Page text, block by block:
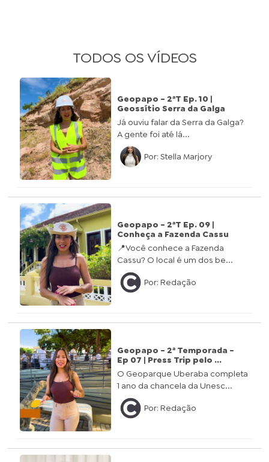
TODOS OS VÍDEOS
Geopapo - 2ªT Ep. 10 |
Geossítio Serra da Galga
Já ouviu falar da Serra da Galga?
A gente foi até lá...
Por: Stella Marjory
Geopapo - 2ªT Ep. 09 |
Conheça a Fazenda Cassu
📍Você conhece a Fazenda
Cassu? O local é um dos be...
Por: Redação
Geopapo - 2ª Temporada -
Ep 07 | Press Trip pelo ...
O Geoparque Uberaba completa
1 ano da chancela da Unesc...
Por: Redação